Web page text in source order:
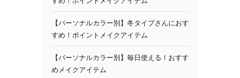
【パーソナルカラー別】冬タイプさんにおす
すめ！ポイントメイクアイテム
【パーソナルカラー別】毎日使える！おすす
めメイクアイテム